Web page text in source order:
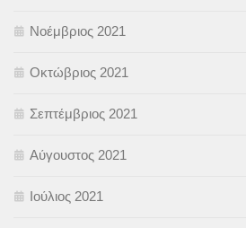
Νοέμβριος 2021
Οκτώβριος 2021
Σεπτέμβριος 2021
Αύγουστος 2021
Ιούλιος 2021